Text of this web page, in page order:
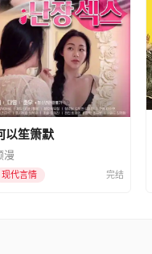
以笙箫默
漫
现代言情 完结